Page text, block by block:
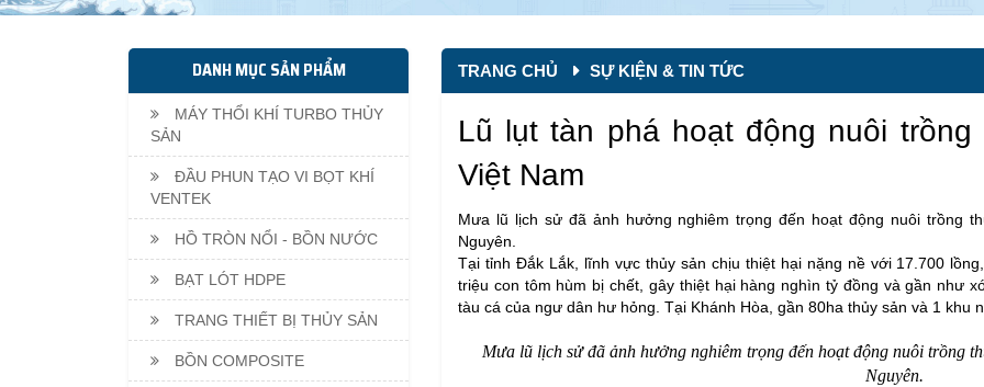
TRANG CHỦ SỰ KIỆN & TIN TỨC
Lũ lụt tàn phá hoạt động nuôi
Việt Nam
Mưa lũ lịch sử đã ảnh hưởng nghiêm trọng đến hoạt động nuôi trồng
Nguyên.
Tại tỉnh Đắk Lắk, lĩnh vực thủy sản chịu thiệt hại nặng nề với 17.700
triệu con tôm hùm bị chết, gây thiệt hại hàng nghìn tỷ đồng và gần như
tàu cá của ngư dân hư hỏng. Tại Khánh Hòa, gần 80ha thủy sản và 1 khu
Mưa lũ lịch sử đã ảnh hưởng nghiêm trọng đến hoạt động nuôi trồng
Nguyên.
DANH MỤC SẢN PHẨM
MÁY THỔI KHÍ TURBO THỦY
SẢN
ĐẦU PHUN TẠO VI BỌT KHÍ
VENTEK
HỒ TRÒN NỔI - BỒN NƯỚC
BẠT LÓT HDPE
TRANG THIẾT BỊ THỦY SẢN
BỒN COMPOSITE